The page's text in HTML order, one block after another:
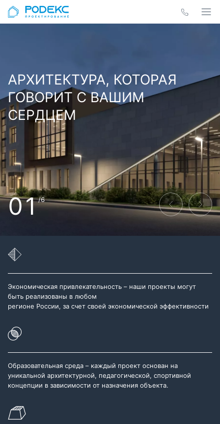
АРХИТЕКТУРА, КОТОРАЯ
ГОВОРИТ С ВАШИМ
СЕРДЦЕМ
01/6
Экономическая привлекательность – наши проекты могут
быть реализованы в любом
регионе России, за счет своей экономической эффективности
Образовательная среда – каждый проект основан на
уникальной архитектурной, педагогической, спортивной
концепции в зависимости от назначения объекта.